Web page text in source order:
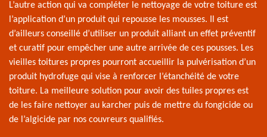
L’autre action qui va compléter le nettoyage de votre toiture est
l’application d’un produit qui repousse les mousses. Il est
d’ailleurs conseillé d’utiliser un produit alliant un effet préventif
et curatif pour empêcher une autre arrivée de ces pousses. Les
vieilles toitures propres pourront accueillir la pulvérisation d’un
produit hydrofuge qui vise à renforcer l’étanchéité de votre
toiture. La meilleure solution pour avoir des tuiles propres est
de les faire nettoyer au karcher puis de mettre du fongicide ou
de l’algicide par nos couvreurs qualifiés.